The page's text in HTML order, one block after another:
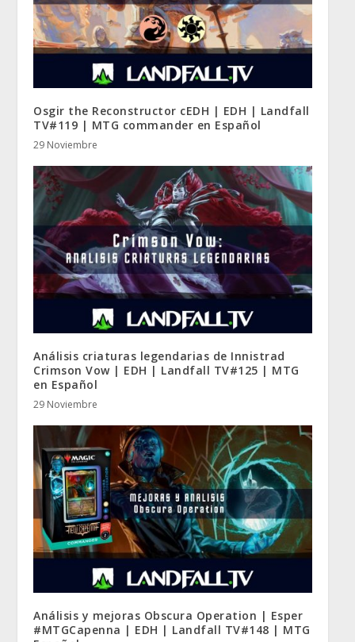
Osgir the Reconstructor cEDH | EDH | Landfall
TV#119 | MTG commander en Español
29 Noviembre
Análisis criaturas legendarias de Innistrad
Crimson Vow | EDH | Landfall TV#125 | MTG
en Español
29 Noviembre
Análisis y mejoras Obscura Operation | Esper
#MTGCapenna | EDH | Landfall TV#148 | MTG